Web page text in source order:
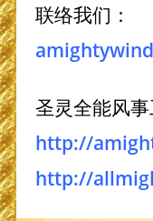
联络我们：
圣灵全能风
http://
http://